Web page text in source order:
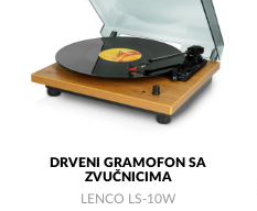
DRVENI GRAMOFON SA
ZVUČNICIMA
LENCO LS-10W